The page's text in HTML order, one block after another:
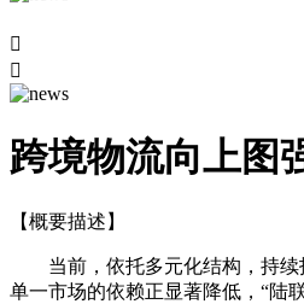


跨境物流向上图
【概要描述】
当前，依托多元化结构，持续
单一市场的依赖正显著降低，“陆